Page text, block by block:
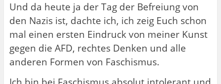
Und da heute ja der Tag der Befreiung von
den Nazis ist, dachte ich, ich zeig Euch schon
mal einen ersten Eindruck von meiner Kunst
gegen die AFD, rechtes Denken und alle
anderen Formen von Faschismus.